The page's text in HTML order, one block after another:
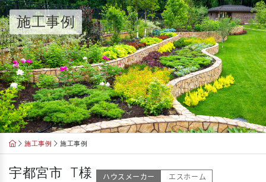
Skip
to
content
施工事例
施工事例 施工事例
宇都宮市 T様 ハウスメーカー エスホーム